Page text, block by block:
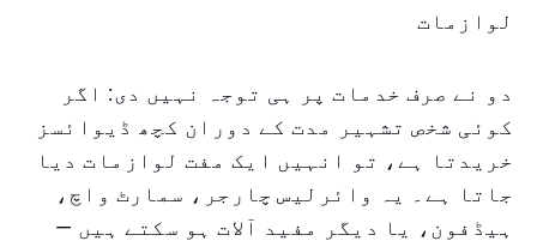
لوازمات
دو نے صرف خدمات پر ہی توجہ نہیں دی: اگر
کوئی شخص تشہیر مدت کے دوران کچھ ڈیوائسز
خریدتا ہے، تو انہیں ایک مفت لوازمات دیا
جاتا ہے۔ یہ وائرلیس چارجر، سمارٹ واچ،
ہیڈفون، یا دیگر مفید آلات ہو سکتے ہیں —